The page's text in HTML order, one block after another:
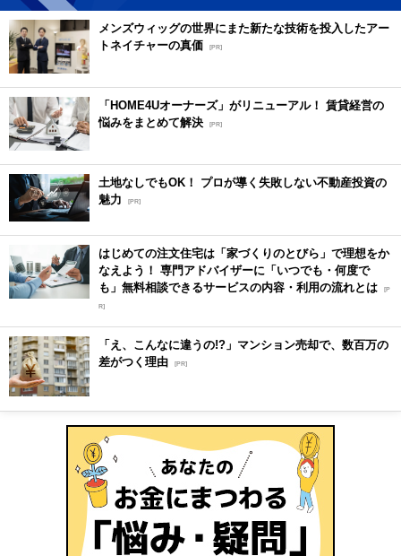
メンズウィッグの世界にまた新たな技術を投入したアー
トネイチャーの真価 [PR]
「HOME4Uオーナーズ」がリニューアル！ 賃貸経営の
悩みをまとめて解決 [PR]
土地なしでもOK！ プロが導く失敗しない不動産投資の
魅力
[PR]
はじめての注文住宅は「家づくりのとびら」で理想をか
なえよう！ 専門アドバイザーに「いつでも・何度で
も」無料相談できるサービスの内容・利用の流れとは [P
R]
「え、こんなに違うの!?」マンション売却で、数百万の
差がつく理由 [PR]